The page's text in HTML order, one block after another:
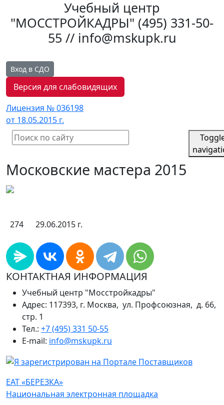
Учебный центр
"МОССТРОЙКАДРЫ" (495) 331-50-
55 // info@mskupk.ru
Вход в СДО
Версия для слабовидящих
Лицензия № 036198
от 18.05.2015 г.
Московские мастера 2015
274 29.06.2015 г.
КОНТАКТНАЯ ИНФОРМАЦИЯ
Учебный центр "Мосстройкадры"
Адрес: 117393, г. Москва, ул. Профсоюзная, д. 66,
стр. 1
Тел.: +7 (495) 331 50-55
E-mail: info@mskupk.ru
ЕАТ «БЕРЕЗКА»
Национальная электронная площадка